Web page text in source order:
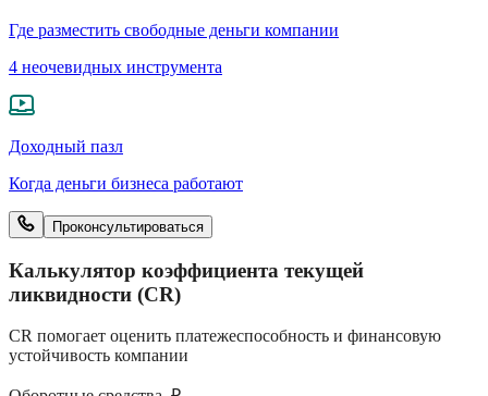
Где разместить свободные деньги компании
4 неочевидных инструмента
Доходный пазл
Когда деньги бизнеса работают
Проконсультироваться
Калькулятор коэффициента текущей
ликвидности (CR)
CR помогает оценить платежеспособность и финансовую
устойчивость компании